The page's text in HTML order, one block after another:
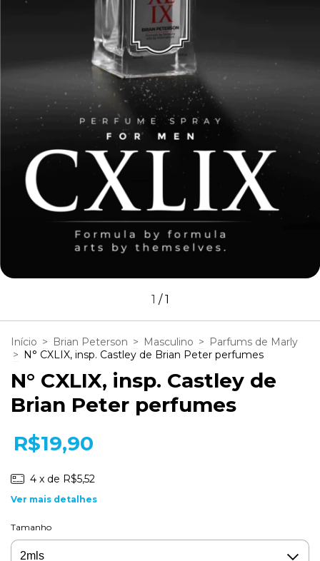
1 /1
Início > Brian Peterson > Masculino > Parfums de Marly
> N° CXLIX, insp. Castley de Brian Peter perfumes
N° CXLIX, insp. Castley de
Brian Peter perfumes
R$19,90
4 x de R$5,52
Ver mais detalhes
Tamanho